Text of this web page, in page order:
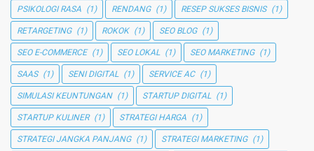
PSIKOLOGI RASA (1) RENDANG (1) RESEP SUKSES BISNIS (1)
RETARGETING (1) ROKOK (1) SEO BLOG (1)
SEO E-COMMERCE (1) SEO LOKAL (1) SEO MARKETING (1)
SAAS (1) SENI DIGITAL (1) SERVICE AC (1)
SIMULASI KEUNTUNGAN (1) STARTUP DIGITAL (1)
STARTUP KULINER (1) STRATEGI HARGA (1)
STRATEGI JANGKA PANJANG (1) STRATEGI MARKETING (1)